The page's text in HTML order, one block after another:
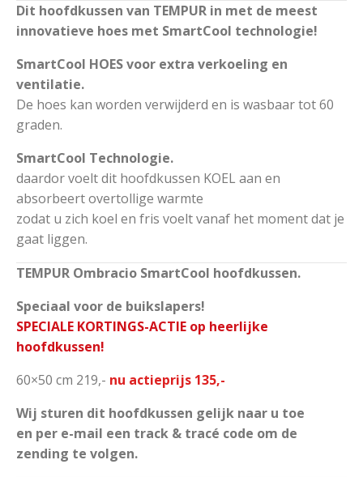
Dit hoofdkussen van TEMPUR in met de meest
innovatieve hoes met SmartCool technologie!
SmartCool HOES voor extra verkoeling en
ventilatie.
De hoes kan worden verwijderd en is wasbaar tot 60
graden.
SmartCool Technologie.
daardor voelt dit hoofdkussen KOEL aan en
absorbeert overtollige warmte
zodat u zich koel en fris voelt vanaf het moment dat je
gaat liggen.
TEMPUR Ombracio SmartCool hoofdkussen.
Speciaal voor de buikslapers!
SPECIALE KORTINGS-ACTIE op heerlijke
hoofdkussen!
60×50 cm 219,- nu actieprijs 135,-
Wij sturen dit hoofdkussen gelijk naar u toe
en per e-mail een track & tracé code om de
zending te volgen.